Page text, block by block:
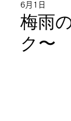
梅雨
ク〜
6月1日